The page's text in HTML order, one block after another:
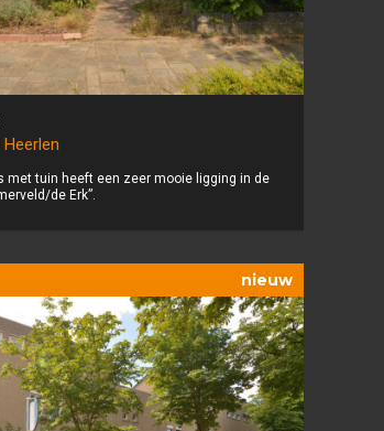
met tuin heeft een zeer mooie ligging in de
de Erk”.
nieuw